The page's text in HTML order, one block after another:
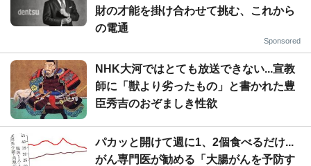
財の才能を掛け合わせて挑む、これから
の電通
Sponsored
NHK大河ではとても放送できない...宣教
師に「獣より劣ったもの」と書かれた豊
臣秀吉のおぞましき性欲
パカッと開けて週に1、2個食べるだけ...
がん専門医が勧める「大腸がんを予防す